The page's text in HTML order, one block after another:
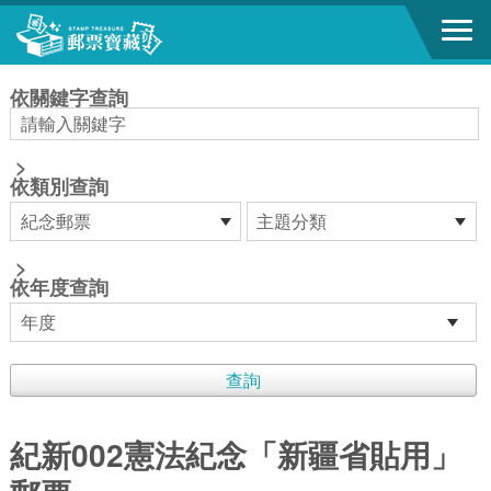
跳到主要內容區塊
依關鍵字查詢
>
依類別查詢
>
依年度查詢
紀新002憲法紀念「新疆省貼用」